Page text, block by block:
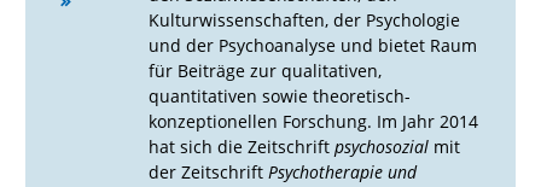
Kulturwissenschaften, der Psychologie
und der Psychoanalyse und bietet Raum
für Beiträge zur qualitativen,
quantitativen sowie theoretisch-
konzeptionellen Forschung. Im Jahr 2014
hat sich die Zeitschrift psychosozialmit
der Zeitschrift Psychotherapie und